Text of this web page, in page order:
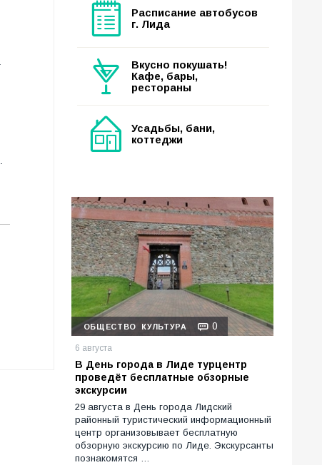
Расписание автобусов
г. Лида
Вкусно покушать!
Кафе, бары,
рестораны
Усадьбы, бани,
коттеджи
ОБЩЕСТВО КУЛЬТУРА 0
6 августа
В День города в Лиде турцентр
проведёт бесплатные обзорные
экскурсии
29 августа в День города Лидский
районный туристический информационный
центр организовывает бесплатную
обзорную экскурсию по Лиде. Экскурсанты
познакомятся …